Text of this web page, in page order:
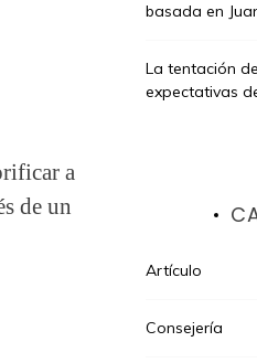
Etiquetado como
basada en
La tentación
expectativas
Artículo
Consejería